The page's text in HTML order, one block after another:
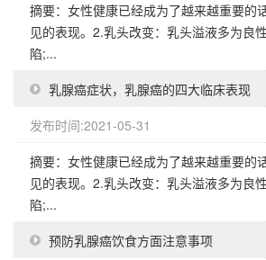
摘要：女性健康已经成为了越来越重要的
见的表现。2.乳头改变：乳头溢液多为良
陷;...
乳腺癌症状，乳腺癌的四大临床表现
发布时间:2021-05-31
摘要：女性健康已经成为了越来越重要的
见的表现。2.乳头改变：乳头溢液多为良
陷;...
预防乳腺癌饮食方面注意事项